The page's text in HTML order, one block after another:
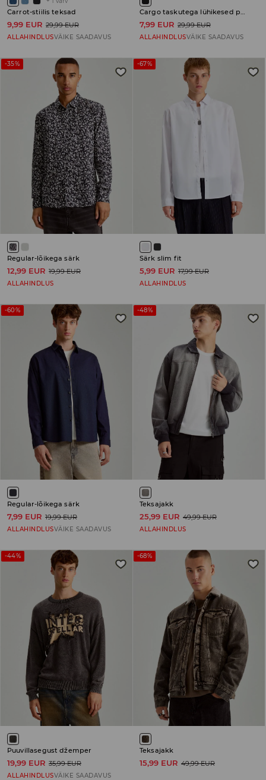
Carrot-stiilis teksad
9,99 EUR 29,99 EUR
ALLAHINDLUSVÄIKE SAADAVUS
Cargo taskutega lühikesed püksid
7,99 EUR 29,99 EUR
ALLAHINDLUSVÄIKE SAADAVUS
-35%
Regular-lõikega särk
12,99 EUR 19,99 EUR
ALLAHINDLUS
-67%
Särk slim fit
5,99 EUR 17,99 EUR
ALLAHINDLUS
-60%
Regular-lõikega särk
7,99 EUR 19,99 EUR
ALLAHINDLUSVÄIKE SAADAVUS
-48%
Teksajakk
25,99 EUR 49,99 EUR
ALLAHINDLUS
-44%
Puuvillasegust džemper
19,99 EUR 35,99 EUR
ALLAHINDLUSVÄIKE SAADAVUS
-68%
Teksajakk
15,99 EUR 49,99 EUR